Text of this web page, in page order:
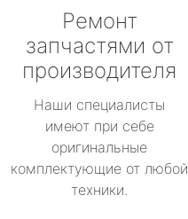
Ремонт
запчастями от
производителя
Наши специалисты
имеют при себе
оригинальные
комплектующие от любой
техники.